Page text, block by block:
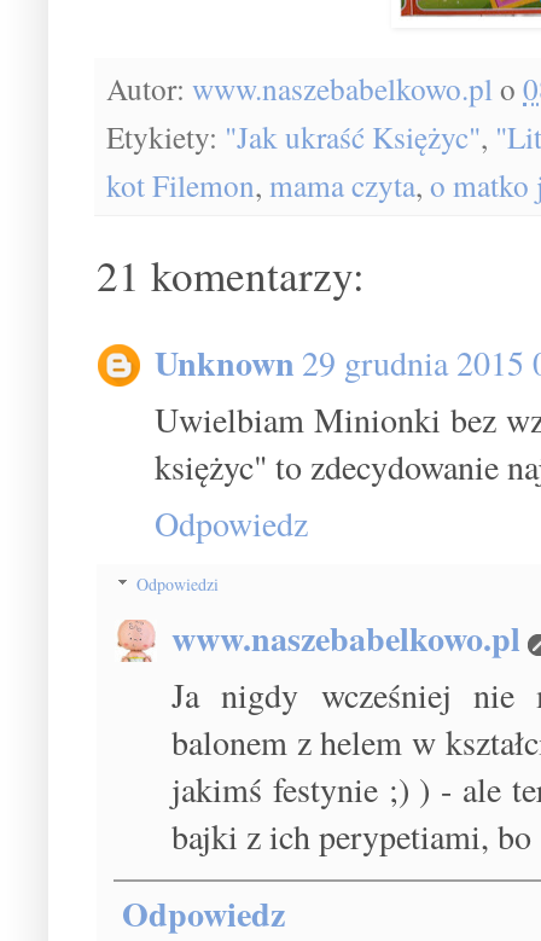
Autor: www.naszebabelkowo.pl o
Etykiety: "Jak ukraść Księżyc",
kot Filemon, mama czyta, o matko
21 komentarzy:
Unknown 29 grudnia 2015
Uwielbiam Minionki bez
księżyc" to zdecydowanie
Odpowiedz
Odpowiedzi
www.naszebabelkowo.pl
Ja nigdy wcześniej nie
balonem z helem w
jakimś festynie ;) ) - ale
bajki z ich perypetiami, bo
Odpowiedz